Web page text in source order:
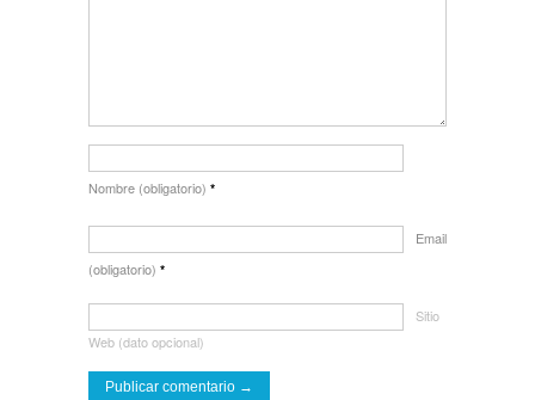
Nombre (obligatorio) *
Email
(obligatorio) *
Sitio
Web (dato opcional)